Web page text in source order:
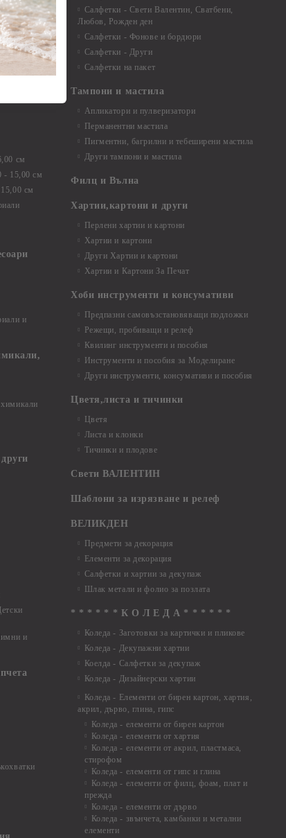
и
см
- 15,00 см
см
и
и
Салфетки - Свети Валентин, Сватбени,
Любов, Рожден ден
Салфетки - Фонове и бордюри
Салфетки - Други
Салфетки на пакет
Тампони и мастила
Апликатори и пулверизатори
Перманентни мастила
Пигментни, багрилни и тебеширени мастила
Други тампони и мастила
Филц и Вълна
Хартии,картони и други
Перлени хартии и картони
Хартии и картони
Други Хартии и картони
Хартии и Картони За Печат
Хоби инструменти и консумативи
Предпазни самовъзстановяващи подложки
Режещи, пробиващи и релеф
Квилинг инструменти и пособия
Инструменти и пособия за Моделиране
Други инструменти, консумативи и пособия
Цветя,листа и тичинки
Цветя
Листа и клонки
Тичинки и плодове
Свети ВАЛЕНТИН
Шаблони за изрязване и релеф
ВЕЛИКДЕН
Предмети за декорация
Елементи за декорация
Салфетки и хартии за декупаж
Шлак метали и фолио за позлата
* * * * * * К О Л Е Д А * * * * * *
Коледа - Заготовки за картички и пликове
Коледа - Декупажни хартии
Коелда - Салфетки за декупаж
Коледа - Дизайнерски хартии
Коледа - Eлементи от бирен картон, хартия,
акрил, дърво, глина, гипс
Коледа - елементи от бирен картон
Коледа - елементи от хартия
Коледа - елементи от акрил, пластмаса,
стирофом
Коледа - елементи от гипс и глина
Коледа - елементи от филц, фоам, плат и
прежда
Коледа - елементи от дърво
Коледа - звънчета, камбанки и метални
елементи